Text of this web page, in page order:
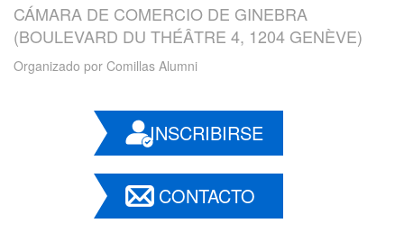
CÁMARA DE COMERCIO DE GINEBRA
(BOULEVARD DU THÉÂTRE 4, 1204 GENÈVE)
Organizado por Comillas Alumni
INSCRIBIRSE
CONTACTO